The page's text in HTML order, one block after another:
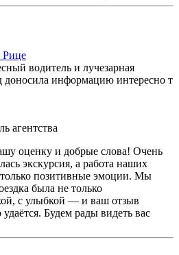
Рице
водитель и лучезарная
доносила информацию интересно т
агентства
оценку и добрые слова! Очень
экскурсия, а работа наших
только позитивные эмоции. Мы
была не только
с улыбкой — и ваш отзыв
Будем рады видеть вас